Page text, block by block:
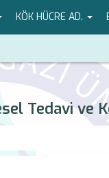
KÖK HÜCRE AD.
Tedavi ve